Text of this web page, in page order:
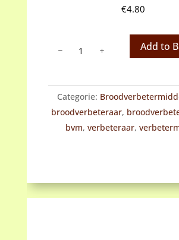
€4.80
brood
aantal
Add to
Categorie:
broodverbeteraar,
bvm, verbeteraar,